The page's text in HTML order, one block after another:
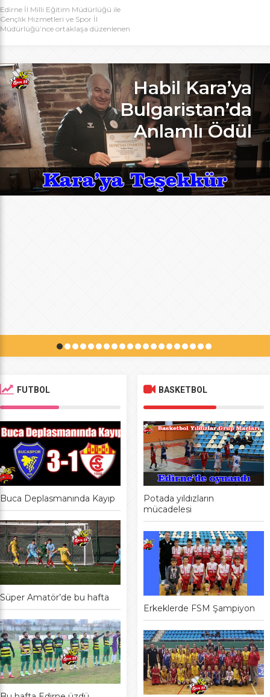
Edirne İl Milli Eğitim Müdürlüğü ile
Gençlik Hizmetleri ve Spor İl
Müdürlüğü’nce ortaklaşa düzenlenen
rekoru kırıldı. REKOR KATILIMA
REKORLU AÇILIŞ Edirne Okullar
Arası Genç Kızlar A Kategorisi
Voleybol İl Şampiyonluğu maçlarına
bu yıl 8 grupta toplam […]
Habil Kara’ya
Bulgaristan’da
Anlamlı Ödül
FUTBOL
Buca Deplasmanında Kayıp
Süper Amatör’de bu hafta
BASKETBOL
Potada yıldızların
mücadelesi
Erkeklerde FSM Şampiyon